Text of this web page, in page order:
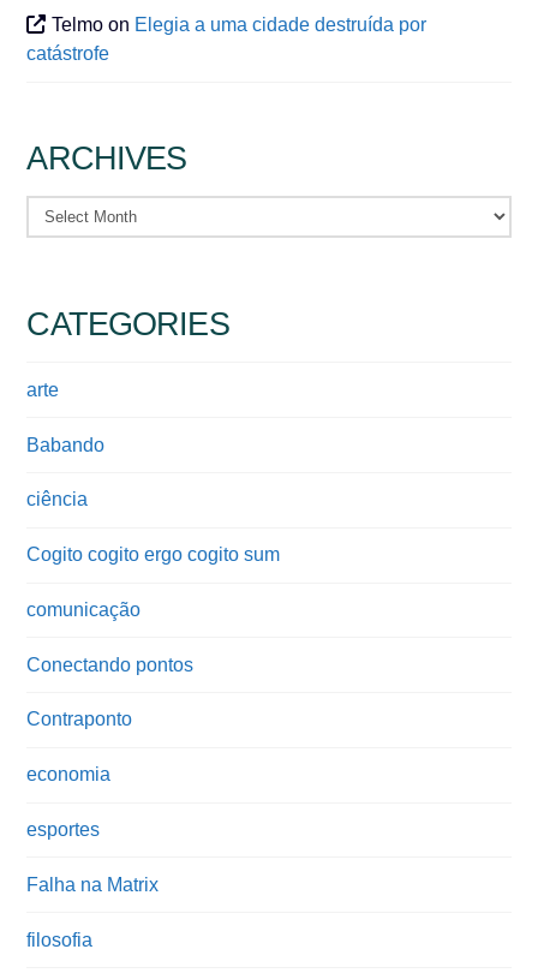
Telmo on Elegia a uma cidade destruída por
catástrofe
ARCHIVES
Archives
CATEGORIES
arte
Babando
ciência
Cogito cogito ergo cogito sum
comunicação
Conectando pontos
Contraponto
economia
esportes
Falha na Matrix
filosofia